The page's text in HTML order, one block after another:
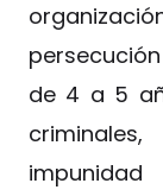
de 4 a 5